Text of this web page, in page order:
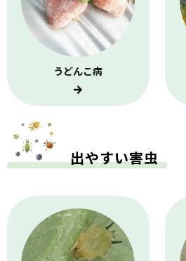
うどんこ病
出やすい害虫